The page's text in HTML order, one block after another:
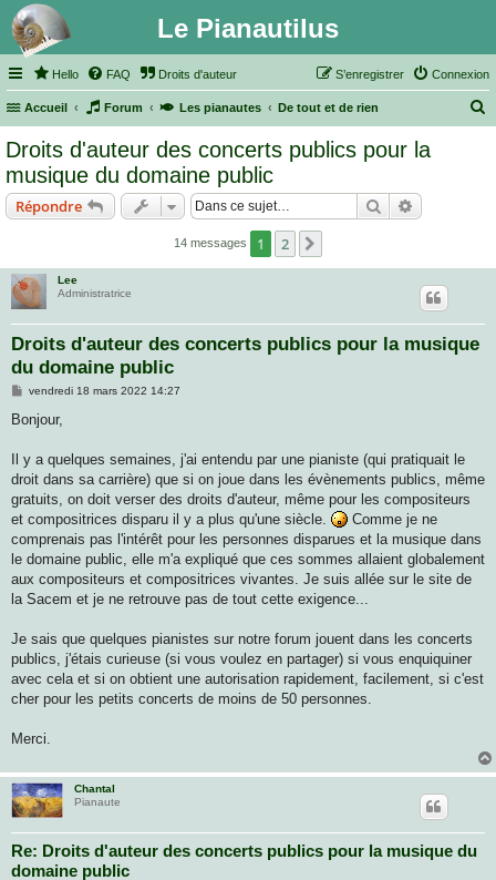
Le Pianautilus
Hello FAQ Droits d'auteur Connexion
S’enregistrer
Accueil Forum Les pianautes De tout et de rien
c
Droits d'auteur des concerts publics pour la
musique du domaine public
Répondre Rechercher
14 messages 1 2
Lee
Administratrice
Droits d'auteur des concerts publics pour la musique
du domaine public
M
s
g
e
vendredi 18 mars 2022 14:27
Bonjour,
Il y a quelques semaines, j'ai entendu par une pianiste (qui pratiquait le
droit dans sa carrière) que si on joue dans les évènements publics, même
gratuits, on doit verser des droits d'auteur, même pour les compositeurs
et compositrices disparu il y a plus qu'une siècle.
Comme je ne
comprenais pas l'intérêt pour les personnes disparues et la musique dans
le domaine public, elle m'a expliqué que ces sommes allaient globalement
aux compositeurs et compositrices vivantes. Je suis allée sur le site de
la Sacem et je ne retrouve pas de tout cette exigence...
Je sais que quelques pianistes sur notre forum jouent dans les concerts
publics, j'étais curieuse (si vous voulez en partager) si vous enquiquiner
avec cela et si on obtient une autorisation rapidement, facilement, si c'est
cher pour les petits concerts de moins de 50 personnes.
Merci.
Chantal
Pianaute
Re: Droits d'auteur des concerts publics pour la musique du
domaine public